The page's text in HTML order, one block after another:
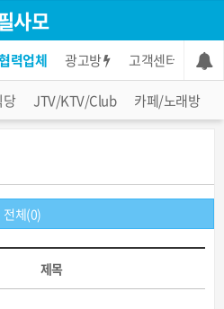
사모
력업체 광고방 고객센터
당 JTV/KTV/Club 카페/노래방
전체(0)
제목